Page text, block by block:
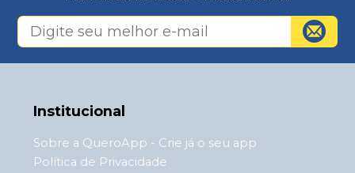
Institucional
Sobre a QueroApp - Crie já o seu app
Política de Privacidade